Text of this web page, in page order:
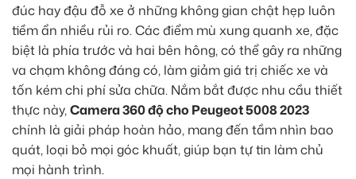
đúc hay đậu đỗ xe ở những không gian chật hẹp luôn
tiềm ẩn nhiều rủi ro. Các điểm mù xung quanh xe, đặc
biệt là phía trước và hai bên hông, có thể gây ra những
va chạm không đáng có, làm giảm giá trị chiếc xe và
tốn kém chi phí sửa chữa. Nắm bắt được nhu cầu thiết
thực này,Camera 360 độ cho Peugeot 5008 2023
chính là giải pháp hoàn hảo, mang đến tầm nhìn bao
quát, loại bỏ mọi góc khuất, giúp bạn tự tin làm chủ
mọi hành trình.